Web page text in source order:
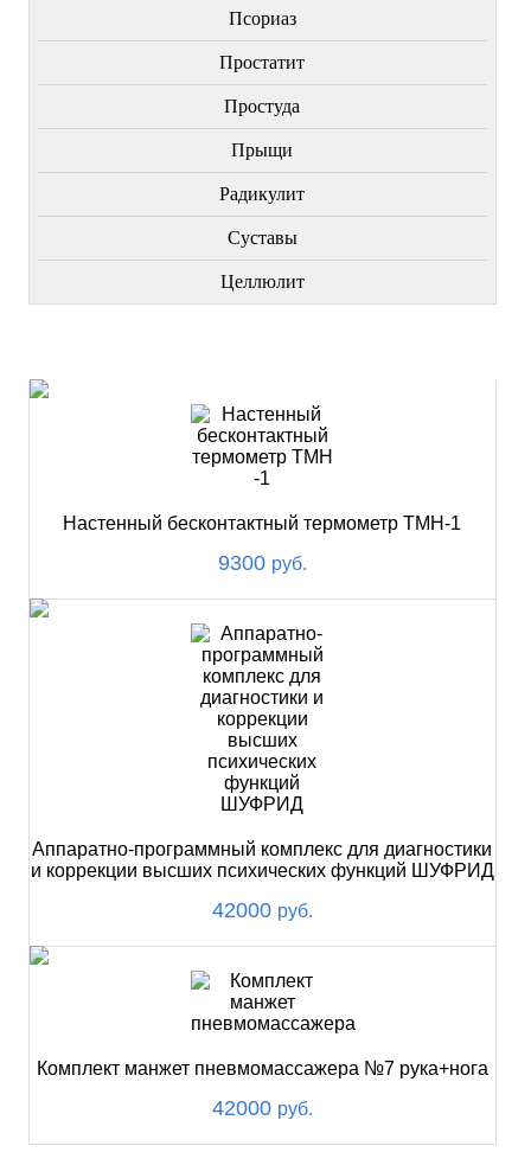
Пcориаз
Простатит
Простуда
Прыщи
Радикулит
Суставы
Целлюлит
Настенный бесконтактный термометр ТМН-1
9300 руб.
Аппаратно-программный комплекс для диагностики
и коррекции высших психических функций ШУФРИД
42000 руб.
Комплект манжет пневмомассажера №7 рука+нога
42000 руб.